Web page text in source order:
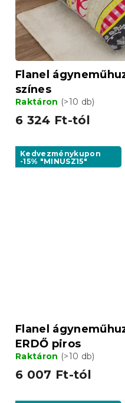
Flanel
színes
Raktáron (>10 db)
6 324 Ft-tól
Kedvezménykupon
-15% "MINUSZ15"
Flanel
ERDŐ piros
Raktáron (>10 db)
6 007 Ft-tól